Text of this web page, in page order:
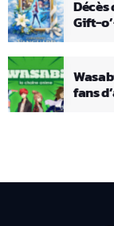
Gift-
fans